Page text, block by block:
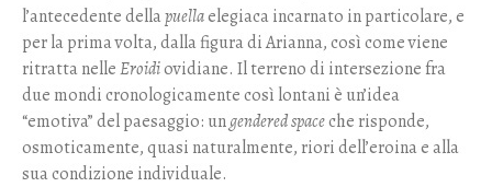
l’antecedente dellapuellaelegiaca incarnato in particolare, e
per la prima volta, dalla figura di Arianna, così come viene
ritratta nelleEroidiovidiane. Il terreno di intersezione fra
due mondi cronologicamente così lontani è un’idea
“emotiva” del paesaggio: ungendered spaceche risponde,
osmoticamente, quasi naturalmente, riori dell’eroina e alla
sua condizione individuale.